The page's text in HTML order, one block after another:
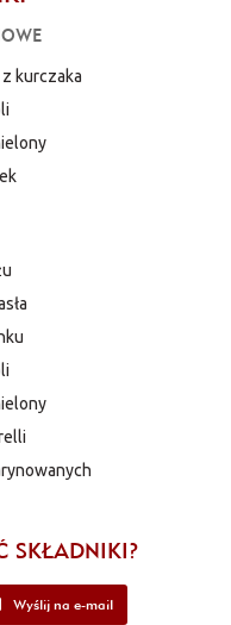
kurczaka
SKŁADNIKI?
Wyślij na e-mail